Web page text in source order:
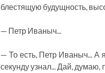
блестящую будущность,
— Петр Иваныч...
— То есть, Петр Иваныч... А
секунду узнал... Дай, думаю,